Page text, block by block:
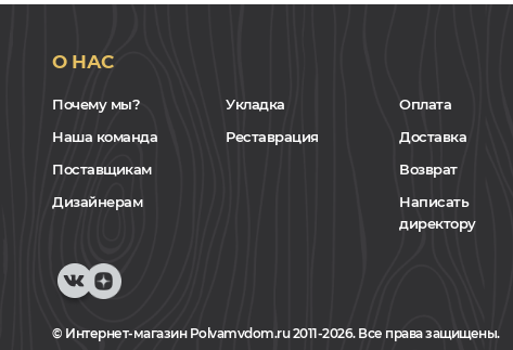
О НАС
Почему мы?
Наша команда
Поставщикам
Дизайнерам
Укладка
Реставрация
Оплата
Доставка
Возврат
Написать
директору
© Интернет-магазин Polvamvdom.ru 2011-2026. Все права защищены.